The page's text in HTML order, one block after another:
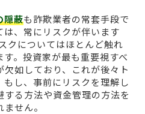
隠蔽も詐欺業者の常套手段で
は、常にリスクが伴います
クについてはほとんど触れ
。投資家が最も重要視すべ
如しており、これが後々ト
し、事前にリスクを理解し
る方法や資金管理の方法を
せん。